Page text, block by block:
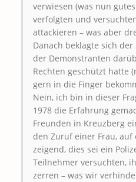
verwiesen (was nun
verfolgten und
attackieren – was aber
Danach beklagte sich der
der Demonstranten
Rechten geschützt hatte
gern in die Finger
Nein, ich bin in dieser
1978 die Erfahrung
Freunden in Kreuzberg
den Zuruf einer Frau, auf
zeigend, dies sei ein
Teilnehmer versuchten,
zerren – was wir